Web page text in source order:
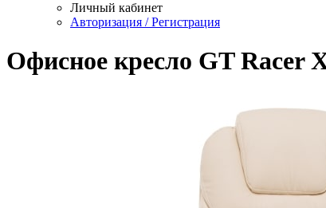
Личный кабинет
Авторизация / Регистрация
Офисное кресло GT Racer